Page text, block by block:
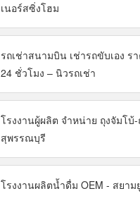
เนอร์สซิ่งโฮม
รถเช่าสนามบิน เช่ารถขับเอง ร
24 ชั่วโมง – นิวรถเช่า
โรงงานผู้ผลิต จำหน่าย ถุงจัมโบ้
สุพรรณบุรี
โรงงานผลิตน้ำดื่ม OEM - สยา